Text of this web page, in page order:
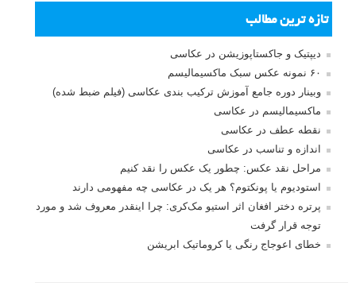
تازه ترین مطالب
دیپتیک و جاکستا‌پوزیشن در عکاسی
۶۰ نمونه عکس سبک ماکسیمالیسم
وبینار دوره جامع آموزش ترکیب بندی عکاسی (فیلم ضبط شده)
ماکسیمالیسم در عکاسی
نقطه عطف در عکاسی
اندازه و تناسب در عکاسی
مراحل نقد عکس: چطور یک عکس را نقد کنیم
استودیوم یا پونکتوم؟ هر یک در عکاسی چه مفهومی دارند
پرتره دختر افغان اثر استیو مک‌کری: چرا اینقدر معروف شد و مورد
توجه قرار گرفت
خطای اعوجاج رنگی یا کروماتیک ابریشن